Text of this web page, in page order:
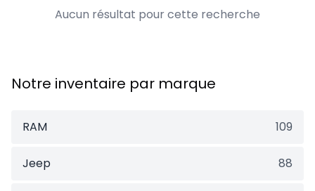
Aucun résultat pour cette recherche
Notre inventaire par marque
RAM 109
Jeep 88